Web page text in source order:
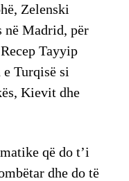
Zelenski
në Madrid, për
Tayyip
Turqisë si
Kievit dhe
që do t’i
dhe do të